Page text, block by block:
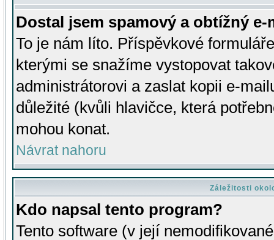
Dostal jsem spamový a obtížný
To je nám líto. Příspěvkové
kterými se snažíme vystopovat
administrátorovi a zaslat kopii e-
důležité (kvůli hlavičce, která
mohou konat.
Návrat nahoru
Záležitosti
Kdo napsal tento program?
Tento software (v její